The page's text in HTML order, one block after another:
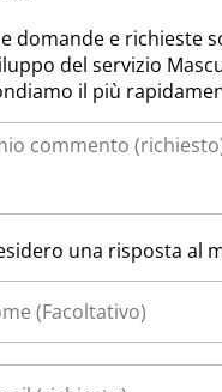
domande e richieste
del servizio
il più
una risposta al